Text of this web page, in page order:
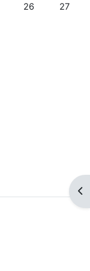
23 luglio
giovedì 24 luglio
evento, venerdì
Nessun
26 27
30 luglio
giovedì 31 luglio